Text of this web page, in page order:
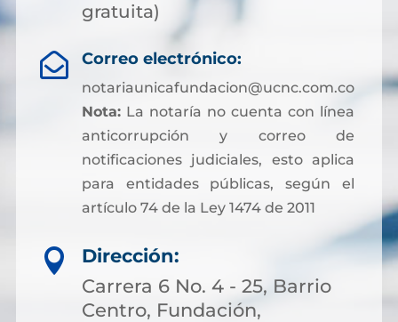
gratuita)
 Correo electrónico:
notariaunicafundacion@ucnc.com.co
Nota:La notaría no cuenta con línea
anticorrupción y correo de
notificaciones judiciales, esto aplica
para entidades públicas, según el
artículo 74 de la Ley 1474 de 2011

Dirección:
Carrera 6 No. 4 - 25, Barrio
Centro, Fundación,